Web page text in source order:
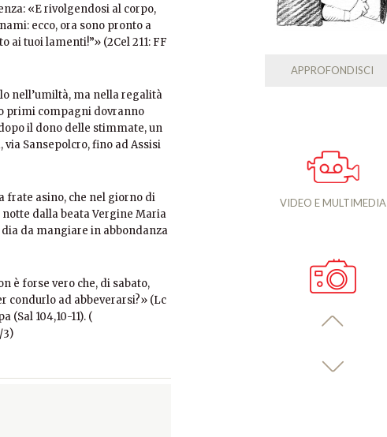
«E rivolgendosi al corpo,
ecco, ora sono pronto a
tuoi lamenti!”» (2Cel 211: FF
nell’umiltà, ma nella regalità
primi compagni dovranno
il dono delle stimmate, un
Sansepolcro, fino ad Assisi
frate asino, che nel giorno di
dalla beata Vergine Maria
da mangiare in abbondanza
è forse vero che, di sabato,
condurlo ad abbeverarsi?» (Lc
(Sal 104,10-11). (
3)
APPROFONDISCI
VIDEO E MULTIMEDIA